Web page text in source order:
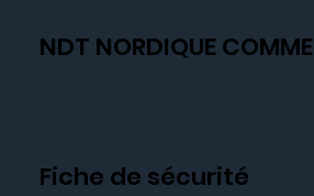
NDT NORDIQUE COMME
Fiche de sécurité